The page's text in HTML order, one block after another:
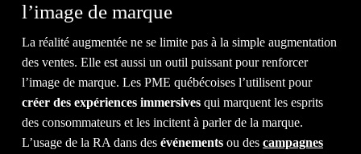
l’image de marque
La réalité augmentée ne se limite pas à la simple augmentation
des ventes. Elle est aussi un outil puissant pour renforcer
l’image de marque. Les PME québécoises l’utilisent pour
créer des expériences immersives qui marquent les esprits
des consommateurs et les incitent à parler de la marque.
L’usage de la RA dans des événements ou des campagnes